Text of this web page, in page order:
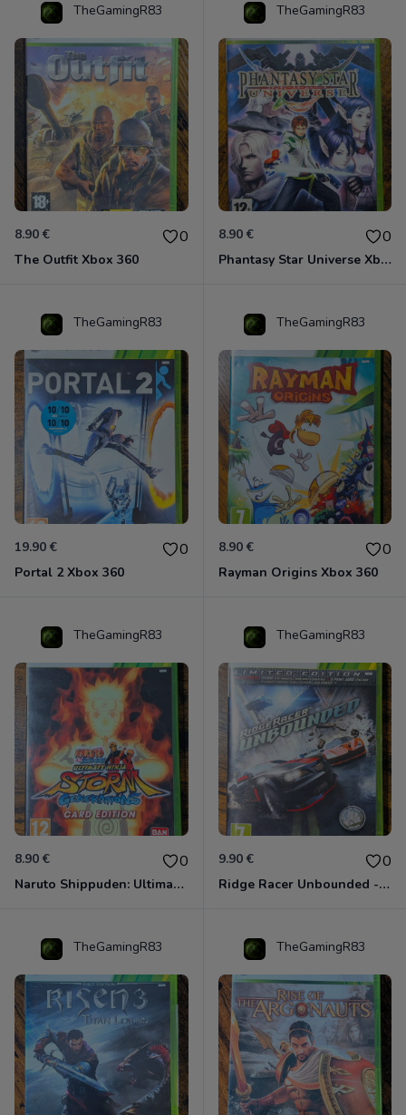
TheGamingR83
8.90 € 0
The Outfit Xbox 360
TheGamingR83
8.90 € 0
Phantasy Star Universe Xbox 360
TheGamingR83
19.90 € 0
Portal 2 Xbox 360
TheGamingR83
8.90 € 0
Rayman Origins Xbox 360
TheGamingR83
8.90 € 0
Naruto Shippuden: Ultimate Ninja Storm Generations - Card Edition Xbox 360
TheGamingR83
9.90 € 0
Ridge Racer Unbounded - Édition Limitée Xbox 360
TheGamingR83 TheGamingR83